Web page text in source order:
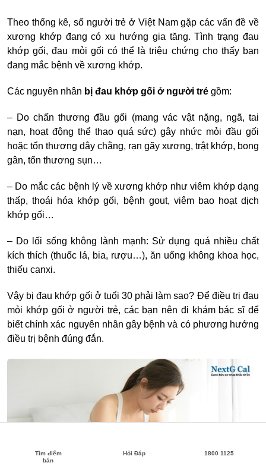
Theo thống kê, số người trẻ ở Việt Nam gặp các vấn đề về
xương khớp đang có xu hướng gia tăng. Tình trạng đau
khớp gối, đau mỏi gối có thể là triệu chứng cho thấy bạn
đang mắc bệnh về xương khớp.
Các nguyên nhân bị đau khớp gối ở người trẻ gồm:
– Do chấn thương đầu gối (mang vác vật nặng, ngã, tai
nạn, hoạt động thể thao quá sức) gây nhức mỏi đầu gối
hoặc tổn thương dây chằng, rạn gãy xương, trật khớp, bong
gân, tổn thương sụn…
– Do mắc các bệnh lý về xương khớp như viêm khớp dạng
thấp, thoái hóa khớp gối, bệnh gout, viêm bao hoạt dịch
khớp gối…
– Do lối sống không lành mạnh: Sử dụng quá nhiều chất
kích thích (thuốc lá, bia, rượu…), ăn uống không khoa học,
thiếu canxi.
Vậy bị đau khớp gối ở tuổi 30 phải làm sao? Để điều trị đau
mỏi khớp gối ở người trẻ, các bạn nên đi khám bác sĩ để
biết chính xác nguyên nhân gây bệnh và có phương hướng
điều trị bệnh đúng đắn.
Tìm điểm
bán
Hỏi Đáp 1800 1125